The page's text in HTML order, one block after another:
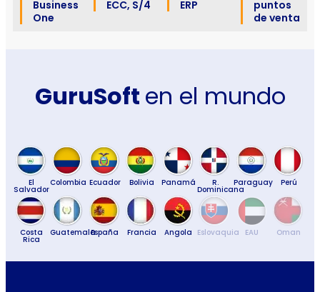
Business
One
ECC, S/4
ERP
puntos
de venta
GuruSoft en el mundo
El
Salvador
Colombia Ecuador Bolivia Panamá R.
Dominicana
Paraguay Perú
Costa
Rica
GuatemalaEspaña Francia Angola Eslovaquia EAU Oman